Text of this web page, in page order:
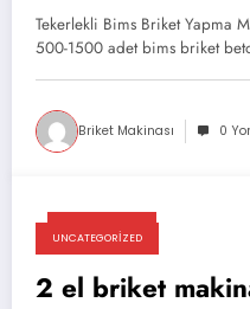
Tekerlekli Bims Briket Yapma
500-1500 adet bims briket
Briket Makinası 0
03/03/2025
UNCATEGORIZED
2 el briket